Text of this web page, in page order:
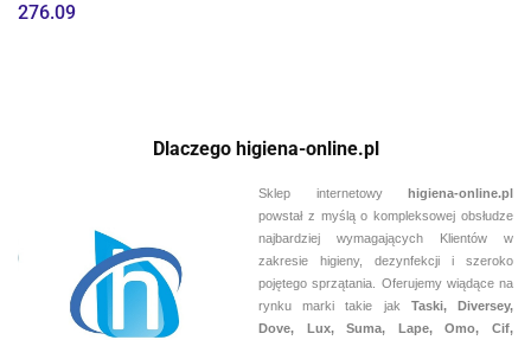
276.09
Dlaczego higiena-online.pl
Sklep internetowy higiena-online.pl
powstał z myślą o kompleksowej obsłudze
najbardziej wymagających Klientów w
zakresie higieny, dezynfekcji i szeroko
pojętego sprzątania. Oferujemy wiądące na
rynku marki takie jak Taski, Diversey,
Dove, Lux, Suma, Lape, Omo, Cif,